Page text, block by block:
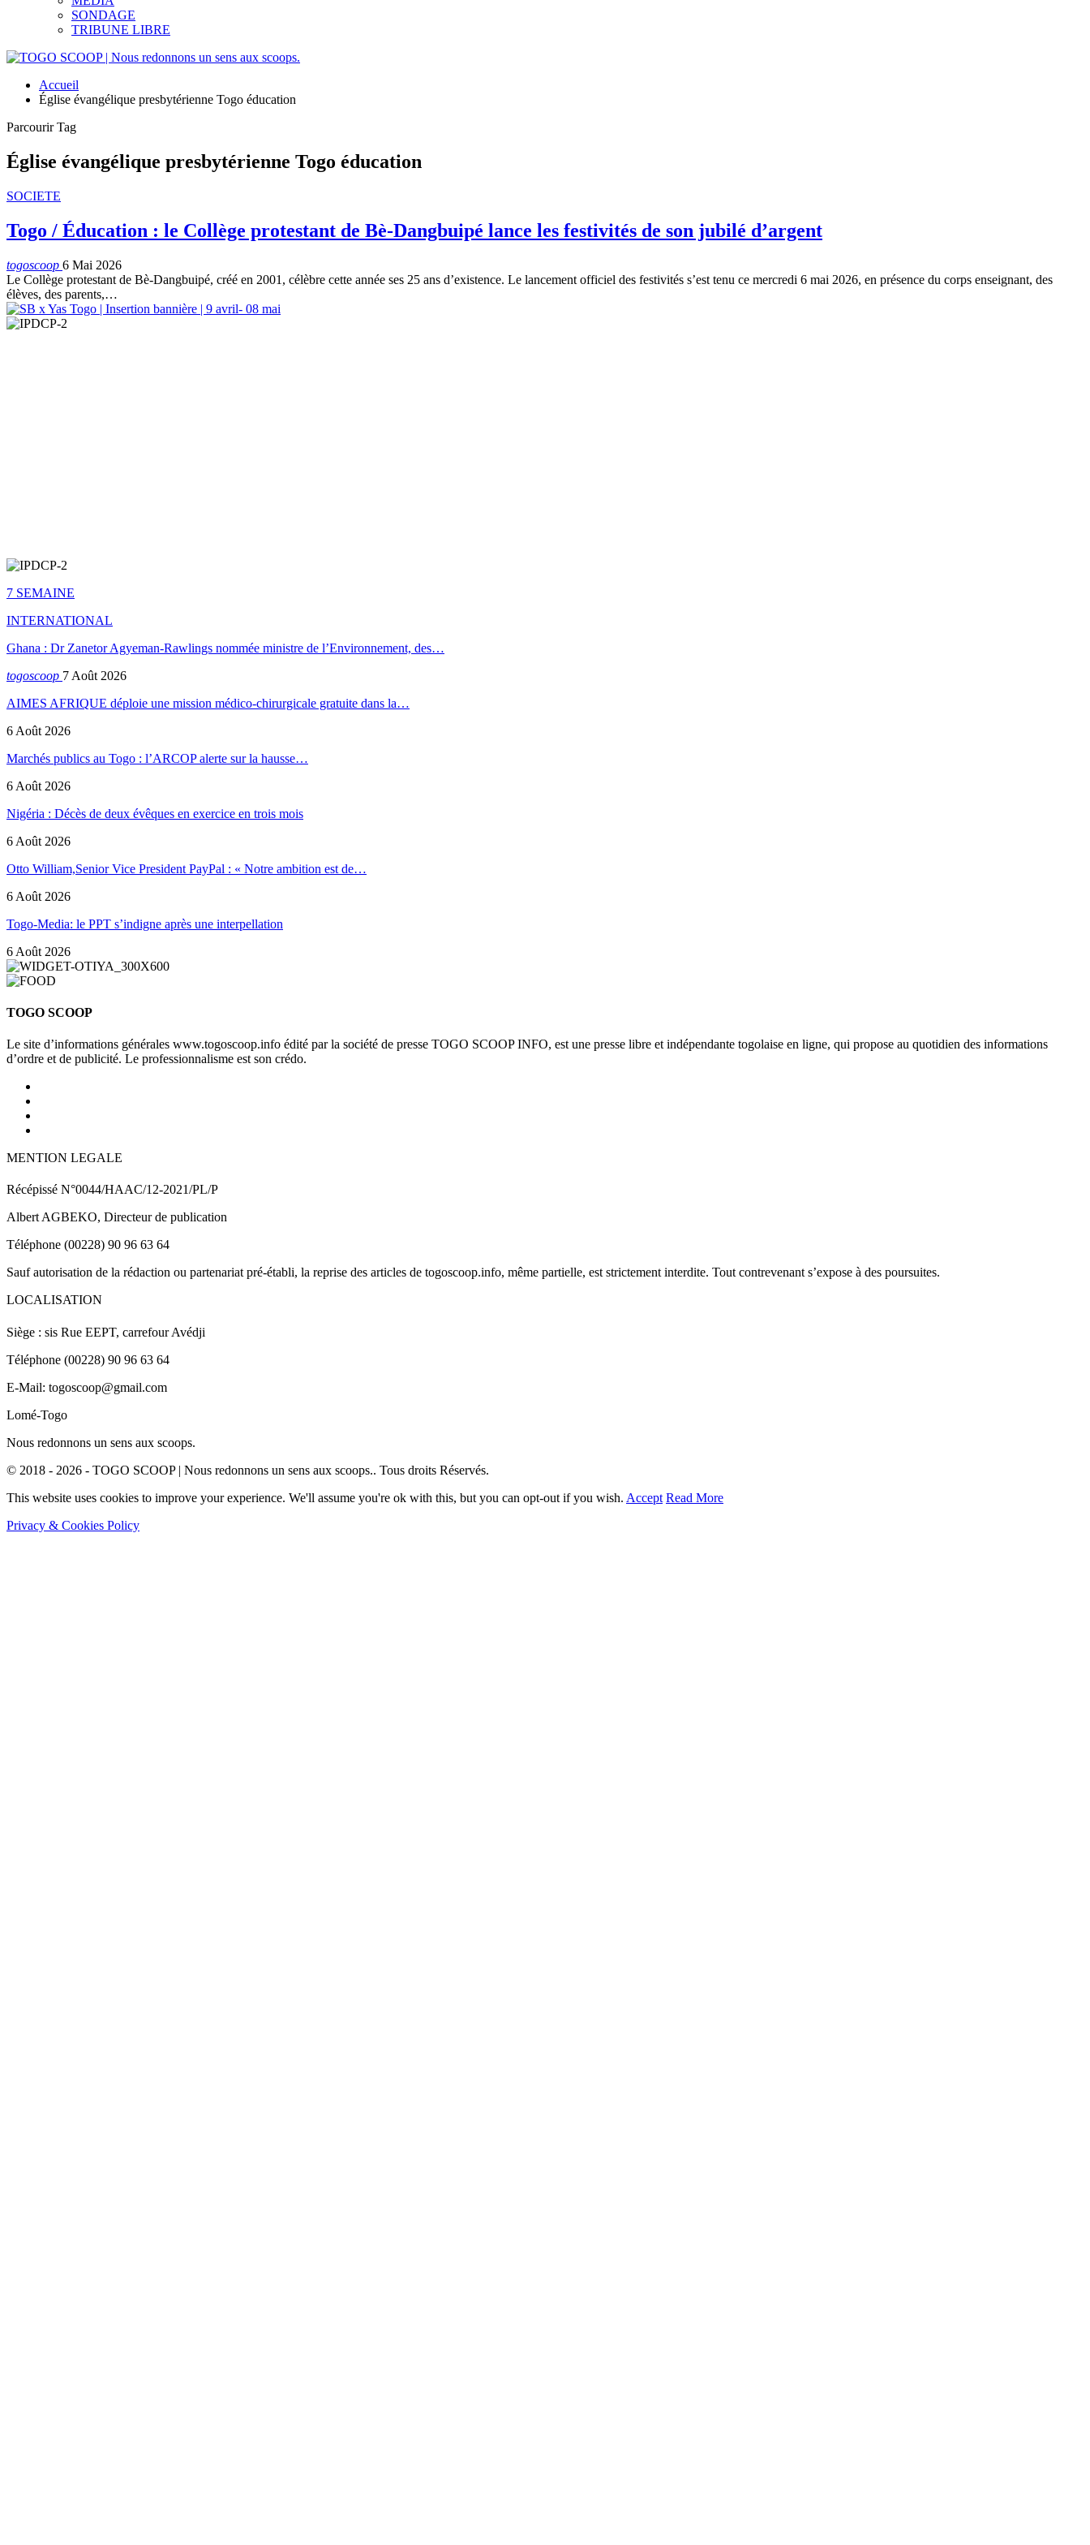
SONDAGE
TRIBUNE LIBRE
Accueil
Église évangélique presbytérienne Togo éducation
Parcourir Tag
Église évangélique presbytérienne Togo éducation
SOCIETE
Togo / Éducation : le Collège protestant de Bè-Dangbuipé lance les festivités de son jubilé d’argent
togoscoop 6 Mai 2026
Le Collège protestant de Bè-Dangbuipé, créé en 2001, célèbre cette année ses 25 ans d’existence. Le lancement officiel des festivités s’est tenu ce mercredi 6 mai 2026, en présence du corps enseignant, des
élèves, des parents,…
7 SEMAINE
INTERNATIONAL
Ghana : Dr Zanetor Agyeman-Rawlings nommée ministre de l’Environnement, des…
togoscoop 7 Août 2026
AIMES AFRIQUE déploie une mission médico-chirurgicale gratuite dans la…
6 Août 2026
Marchés publics au Togo : l’ARCOP alerte sur la hausse…
6 Août 2026
Nigéria : Décès de deux évêques en exercice en trois mois
6 Août 2026
Otto William,Senior Vice President PayPal : « Notre ambition est de…
6 Août 2026
Togo-Media: le PPT s’indigne après une interpellation
6 Août 2026
TOGO SCOOP
Le site d’informations générales www.togoscoop.info édité par la société de presse TOGO SCOOP INFO, est une presse libre et indépendante togolaise en ligne, qui propose au quotidien des informations
d’ordre et de publicité. Le professionnalisme est son crédo.
MENTION LEGALE
Récépissé N°0044/HAAC/12-2021/PL/P
Albert AGBEKO, Directeur de publication
Téléphone (00228) 90 96 63 64
Sauf autorisation de la rédaction ou partenariat pré-établi, la reprise des articles de togoscoop.info, même partielle, est strictement interdite. Tout contrevenant s’expose à des poursuites.
LOCALISATION
Siège : sis Rue EEPT, carrefour Avédji
Téléphone (00228) 90 96 63 64
E-Mail: togoscoop@gmail.com
Lomé-Togo
Nous redonnons un sens aux scoops.
© 2018 - 2026 - TOGO SCOOP | Nous redonnons un sens aux scoops.. Tous droits Réservés.
This website uses cookies to improve your experience. We'll assume you're ok with this, but you can opt-out if you wish. Accept Read More
Privacy & Cookies Policy